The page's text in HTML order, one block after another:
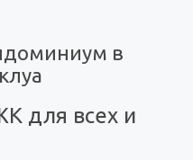
в
для всех и